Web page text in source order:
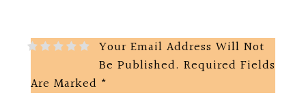
Your Email Address Will Not
Be Published. Required Fields
Are Marked *